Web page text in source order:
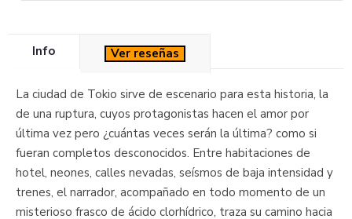
Info Ver reseñas
La ciudad de Tokio sirve de escenario para esta historia, la
de una ruptura, cuyos protagonistas hacen el amor por
última vez pero ¿cuántas veces serán la última? como si
fueran completos desconocidos. Entre habitaciones de
hotel, neones, calles nevadas, seísmos de baja intensidad y
trenes, el narrador, acompañado en todo momento de un
misterioso frasco de ácido clorhídrico, traza su camino hacia